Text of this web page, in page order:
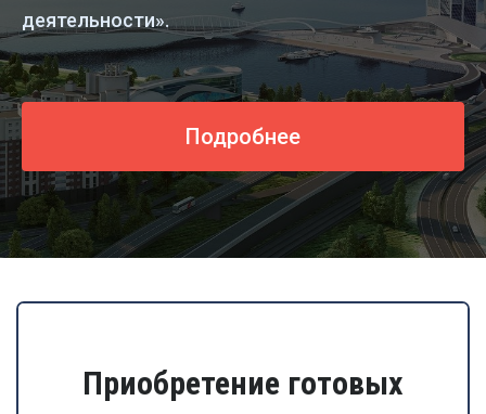
деятельности».
Подробнее
Приобретение готовых